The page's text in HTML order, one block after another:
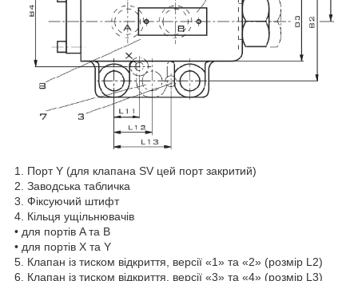
1. Порт Y (для клапана SV цей порт закритий)
2. Заводська табличка
3. Фіксуючий штифт
4. Кільця ущільнювачів
• для портів A та B
• для портів X та Y
5. Клапан із тиском відкриття, версії «1» та «2» (розмір L2)
6. Клапан із тиском відкриття, версії «3» та «4» (розмір L3)